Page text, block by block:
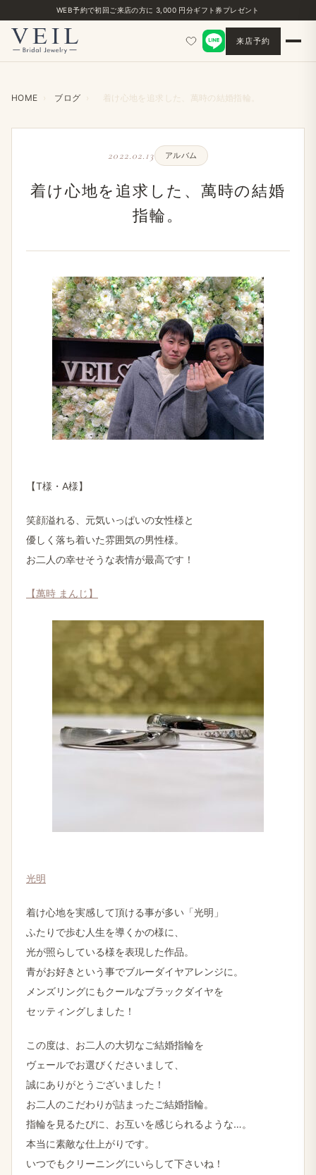
WEB予約で初回ご来店の方に 3,000 円分ギフト券プレゼント
来店予約
HOME › ブログ › 着け心地を追求した、萬時の結婚指輪。
2022.02.13 アルバム
着け心地を追求した、萬時の結婚
指輪。
【T様・A様】
笑顔溢れる、元気いっぱいの女性様と
優しく落ち着いた雰囲気の男性様。
お二人の幸せそうな表情が最高です！
【萬時 まんじ】
光明
着け心地を実感して頂ける事が多い「光明」
ふたりで歩む人生を導くかの様に、
光が照らしている様を表現した作品。
青がお好きという事でブルーダイヤアレンジに。
メンズリングにもクールなブラックダイヤを
セッティングしました！
この度は、お二人の大切なご結婚指輪を
ヴェールでお選びくださいまして、
誠にありがとうございました！
お二人のこだわりが詰まったご結婚指輪。
指輪を見るたびに、お互いを感じられるような…。
本当に素敵な仕上がりです。
いつでもクリーニングにいらして下さいね！